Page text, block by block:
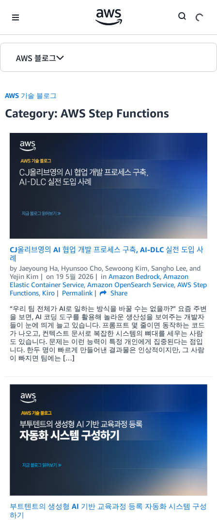
AWS 블로그
홈
에디션
AWS 기술 블로그
Category: AWS Step Functions
CJ올리브영의 AI 협업 개발 프로세스 구축, AI-DLC 실전 도입 사
례
by Jaeyoung Ha, Hyunsoo Cho, Sewoong Kim, Sangho Lee, and
Yejin Kim
on 19 5월 2026 in Amazon Bedrock, Amazon
Elastic Container Service, Amazon OpenSearch Service, AWS Step
Functions, Kiro Permalink
Share
“우리 팀 전체가 AI로 일하는 방식을 바꿀 수는 없을까?” 요즘 주변
을 보면, AI 코딩 도구를 활용해 놀라운 생산성을 보여주는 개발자
들이 눈에 띄게 늘고 있습니다. 프롬프트 몇 줄이면 동작하는 코드
가 나오고, 컨텍스트 문서로 복잡한 시스템의 뼈대를 세우는 사람
도 있습니다. 문제는 이런 능력이 특정 개인에게 집중된다는 점입
니다. 한두 명이 빠르게 만들어낸 결과물은 인상적이지만, 그 사람
이 빠지면 팀에는 […]
부트텐트의 생성형 AI 기반 교육과정 등록 자동화 시스템 구성
하기